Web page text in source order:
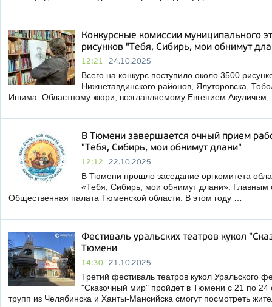
Конкурсные комиссии муниципального
рисунков "Тебя, Сибирь, мои обнимут
12:21 24.10.2025
Всего на конкурс поступило около 3500
Нижнетавдинского районов, Ялуторовска,
Ишима. Областному жюри, возглавляемому Евгением
В Тюмени завершается очный прием
"Тебя, Сибирь, мои обнимут длани"
12:12 22.10.2025
В Тюмени прошло заседание оргкомитета
«Тебя, Сибирь, мои обнимут длани». Главным
Общественная палата Тюменской области. В этом году …
Фестиваль уральских театров кукол
Тюмени
14:30 21.10.2025
Третий фестиваль театров кукол Уральского
"Сказочный мир" пройдет в Тюмени с 21 по 24
трупп из Челябинска и Ханты-Мансийска смогут посмотреть